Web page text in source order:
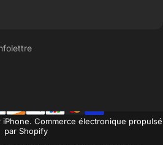
Commerce électronique propulsé
par Shopify